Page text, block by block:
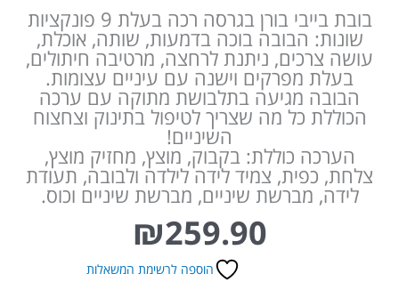
בובת בייבי בורן בגרסה רכה בעלת 9 פונקציות
שונות: הבובה בוכה בדמעות, שותה, אוכלת,
עושה צרכים, ניתנת לרחצה, מרטיבה חיתולים,
בעלת מפרקים וישנה עם עיניים עצומות.
הבובה מגיעה בתלבושת מתוקה עם ערכה
הכוללת כל מה שצריך לטיפול בתינוק וצחצוח
השיניים!
הערכה כוללת: בקבוק, מוצץ, מחזיק מוצץ,
צלחת, כפית, צמיד לידה לילדה ולבובה, תעודת
לידה, מברשת שיניים, מברשת שיניים וכוס.
₪259.90
הוספה לרשימת המשאלות